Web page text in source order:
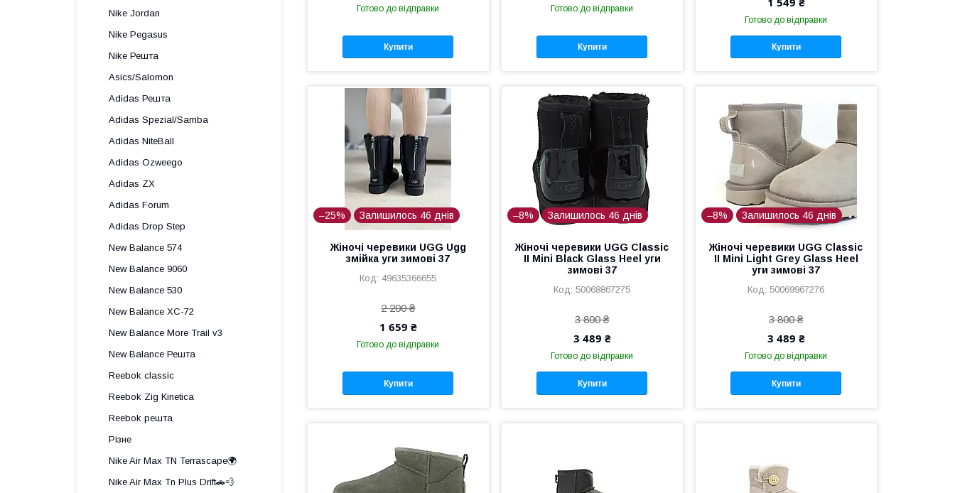
Готово до відправки
Купити
Готово до відправки
Купити
Готово до відправки
Купити
–25% Залишилось 46 днів
Жіночі черевики UGG Ugg
змійка уги зимові 37
49635366655
2 200 ₴
1 659 ₴
Готово до відправки
Купити
–8% Залишилось 46 днів
Жіночі черевики UGG Classic
II Mini Black Glass Heel уги
зимові 37
50068867275
3 800 ₴
3 489 ₴
Готово до відправки
Купити
–8% Залишилось 46 днів
Жіночі черевики UGG Classic
II Mini Light Grey Glass Heel
уги зимові 37
50069967276
3 800 ₴
3 489 ₴
Готово до відправки
Купити
Nike Jordan
Nike Pegasus
Nike Решта
Asics/Salomon
Adidas Решта
Adidas Spezial/Samba
Adidas NiteBall
Adidas Ozweego
Adidas ZX
Adidas Forum
Adidas Drop Step
New Balance 574
New Balance 9060
New Balance 530
New Balance XC-72
New Balance More Trail v3
New Balance Решта
Reebok classic
Reebok Zig Kinetica
Reebok решта
Різне
Nike Air Max TN Terrascape🌍
Nike Air Max Tn Plus Drift🚗💨